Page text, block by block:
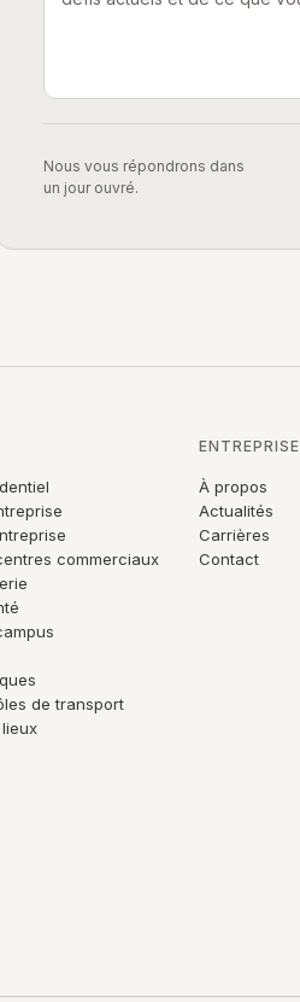
Nous vous répondrons dans
un jour ouvré.
commerciaux
de transport
ENTREPRISE
À propos
Actualités
Carrières
Contact